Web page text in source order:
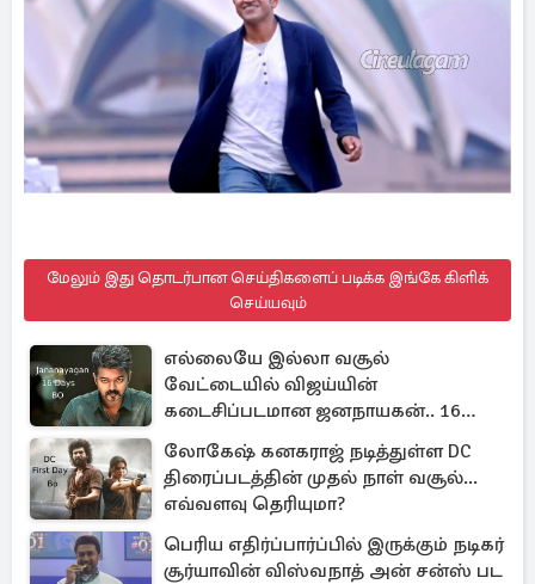
மேலும் இது தொடர்பான செய்திகளைப் படிக்க இங்கே கிளிக்
செய்யவும்
எல்லையே இல்லா வசூல்
வேட்டையில் விஜய்யின்
கடைசிப்படமான ஜனநாயகன்.. 16
நாள் பாக்ஸ் ஆபிஸ்
லோகேஷ் கனகராஜ் நடித்துள்ள DC
திரைப்படத்தின் முதல் நாள் வசூல்...
எவ்வளவு தெரியுமா?
பெரிய எதிர்ப்பார்ப்பில் இருக்கும் நடிகர்
சூர்யாவின் விஸ்வநாத் அன் சன்ஸ் பட